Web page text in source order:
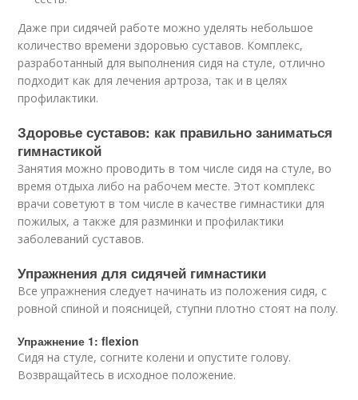
Даже при сидячей работе можно уделять небольшое
количество времени здоровью суставов. Комплекс,
разработанный для выполнения сидя на стуле, отлично
подходит как для лечения артроза, так и в целях
профилактики.
Здоровье суставов: как правильно заниматься
гимнастикой
Занятия можно проводить в том числе сидя на стуле, во
время отдыха либо на рабочем месте. Этот комплекс
врачи советуют в том числе в качестве гимнастики для
пожилых, а также для разминки и профилактики
заболеваний суставов.
Упражнения для сидячей гимнастики
Все упражнения следует начинать из положения сидя, с
ровной спиной и поясницей, ступни плотно стоят на полу.
Упражнение 1: flexion
Сидя на стуле, согните колени и опустите голову.
Возвращайтесь в исходное положение.